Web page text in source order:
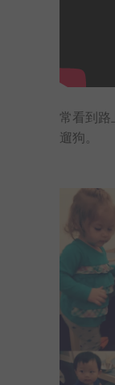
常看到路
遛狗。